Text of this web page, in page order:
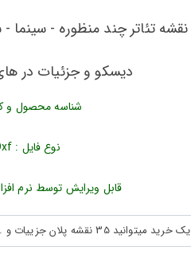
نقشه تئاتر چند منظوره -
دیسکو و جزئیات در های 5 در 12 متر
شناسه محصول و
نوع فایل : Cad Dwg Dxf
قابل ویرایش توسط نرم
35 نقشه پلان جزییات و ... را بین 180560 نقشه به مدت 30 روز دانلود کنید